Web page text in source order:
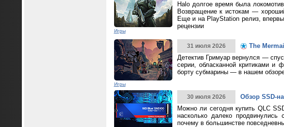
Игры
Halo долгое время была
Возвращение к истокам —
Еще и на PlayStation релиз,
рецензии
Игры
31 июля 2026
The
Детектив Гримуар вернулся —
серии, обласканной критиками и
борту субмарины — в нашем
30 июля 2026
Обзор SSD-
Можно ли сегодня купить QLC
насколько далеко
почему в большинстве